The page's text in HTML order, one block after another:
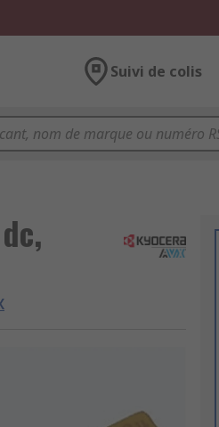
Suivi de colis